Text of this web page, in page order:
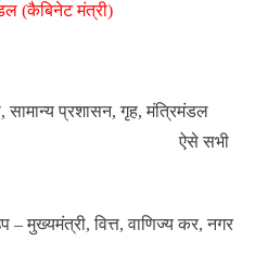
(कैबिनेट मंत्री)
प्रशासन, गृह, मंत्रिमंडल
व ऐसे सभी
वित्त, वाणिज्य कर, नगर